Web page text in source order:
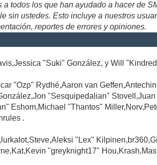
todos los que han ayudado a hacer de
sin ustedes. Esto incluye a nuestros
reportes de errores y opiniones.
"Suki" González, y Will
"Ozp" Rydhé,Aaron van
"Sesquipedalian"
Eshom,Michael "Thantos"
.
"Lex"
"greyknight17"